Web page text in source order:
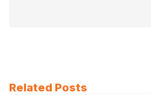
Related Posts